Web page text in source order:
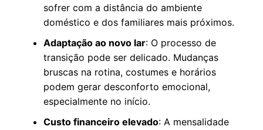
sofrer com a distância do ambiente
doméstico e dos familiares mais próximos.
Adaptação ao novo lar: O processo de
transição pode ser delicado. Mudanças
bruscas na rotina, costumes e horários
podem gerar desconforto emocional,
especialmente no início.
Custo financeiro elevado: A mensalidade